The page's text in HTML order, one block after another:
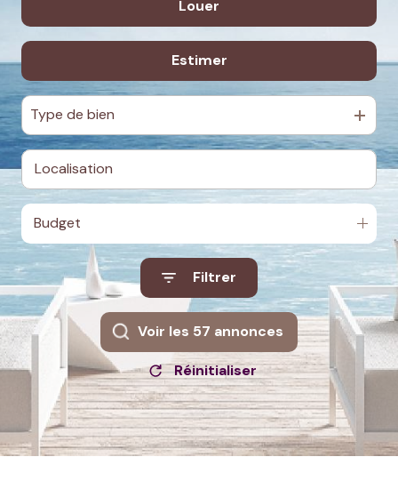
Louer
De l'immo pro
Estimer
Type de bien
Budget
Filtrer
Voir les 57 annonces
Réinitialiser